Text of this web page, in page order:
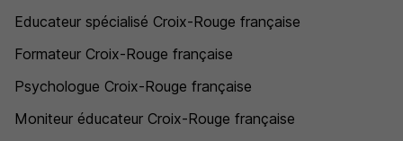
Educateur spécialisé Croix-Rouge française
Formateur Croix-Rouge française
Psychologue Croix-Rouge française
Moniteur éducateur Croix-Rouge française